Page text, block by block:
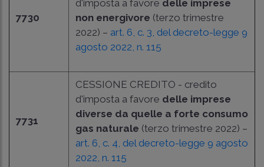
7730
d'imposta a favore delle imprese
non energivore (terzo trimestre
2022) – art. 6, c. 3, del decreto-legge 9
agosto 2022, n. 115
7731
CESSIONE CREDITO - credito
d'imposta a favore delle imprese
diverse da quelle a forte consumo
gas naturale (terzo trimestre 2022) –
art. 6, c. 4, del decreto-legge 9 agosto
2022, n. 115